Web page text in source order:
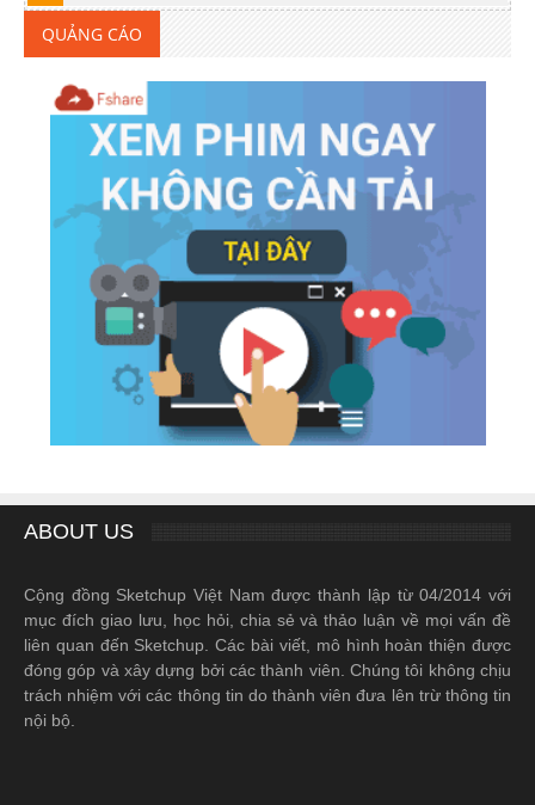
QUẢNG CÁO
ABOUT US
Cộng đồng Sketchup Việt Nam được thành lập từ 04/2014 với
mục đích giao lưu, học hỏi, chia sẻ và thảo luận về mọi vấn đề
liên quan đến Sketchup. Các bài viết, mô hình hoàn thiện được
đóng góp và xây dựng bởi các thành viên. Chúng tôi không chịu
trách nhiệm với các thông tin do thành viên đưa lên trừ thông tin
nội bộ.